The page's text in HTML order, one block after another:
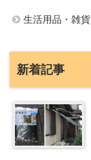
生活用品・雑貨
新着記事